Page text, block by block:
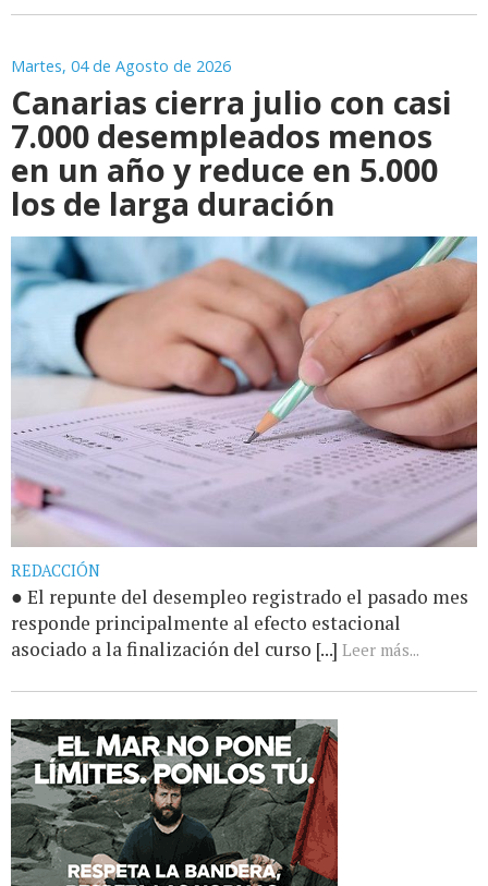
Martes, 04 de Agosto de 2026
Canarias cierra julio con casi
7.000 desempleados menos
en un año y reduce en 5.000
los de larga duración
REDACCIÓN
● El repunte del desempleo registrado el pasado mes
responde principalmente al efecto estacional
asociado a la finalización del curso [...] Leer más...